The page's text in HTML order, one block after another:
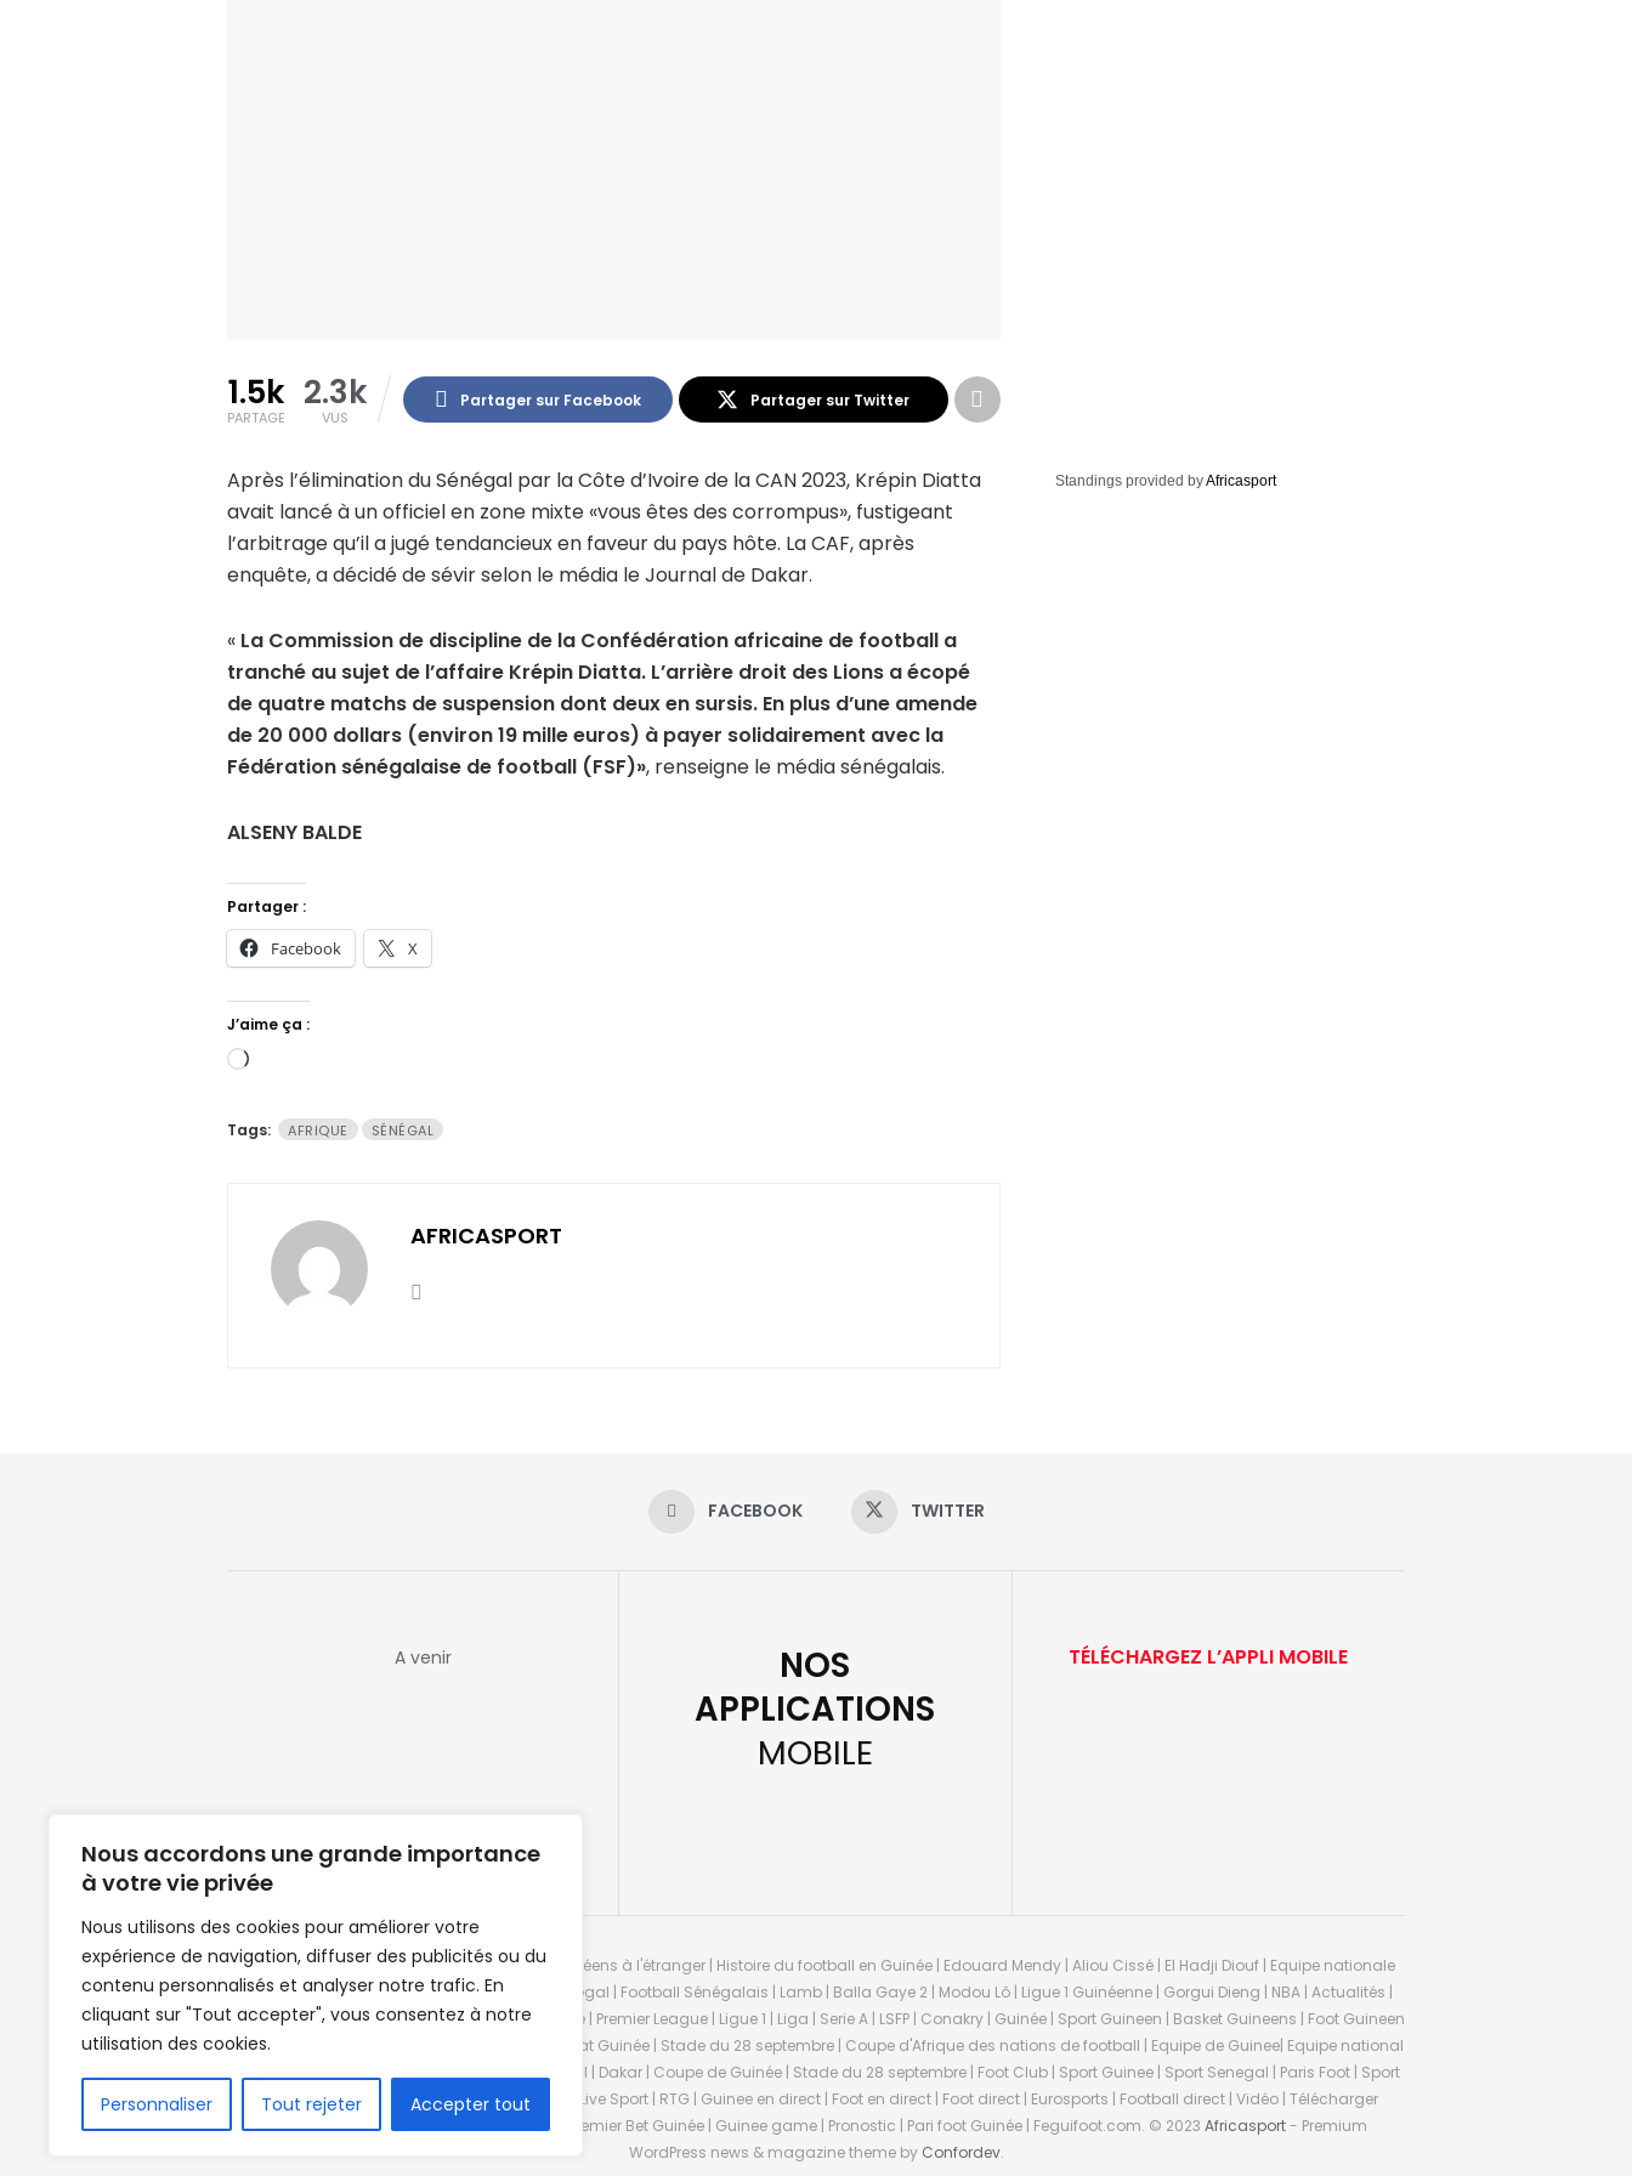
Nous accordons une grande importance
à votre vie privée
Nous utilisons des cookies pour améliorer votre
expérience de navigation, diffuser des publicités ou du
contenu personnalisés et analyser notre trafic. En
cliquant sur "Tout accepter", vous consentez à notre
utilisation des cookies.
Personnaliser Tout rejeter Accepter tout
1.5k
PARTAGE
2.3k
VUS
Partager sur Facebook Partager sur Twitter
Après l’élimination du Sénégal par la Côte d’Ivoire de la CAN 2023, Krépin Diatta
avait lancé à un officiel en zone mixte «vous êtes des corrompus», fustigeant
l’arbitrage qu’il a jugé tendancieux en faveur du pays hôte. La CAF, après
enquête, a décidé de sévir selon le média le Journal de Dakar.
« La Commission de discipline de la Confédération africaine de football a
tranché au sujet de l’affaire Krépin Diatta. L’arrière droit des Lions a écopé
de quatre matchs de suspension dont deux en sursis. En plus d’une amende
de 20 000 dollars (environ 19 mille euros) à payer solidairement avec la
Fédération sénégalaise de football (FSF)», renseigne le média sénégalais.
ALSENY BALDE
Partager :
Facebook X
J’aime ça :
Chargement…
Tags: AFRIQUE SÉNÉGAL
AFRICASPORT
Standings provided byAfricasport
FACEBOOK TWITTER
A venir
NOS
APPLICATIONS
MOBILE
TÉLÉCHARGEZ L’APPLI MOBILE
Clubs de football en Guinée | Footballeurs guinéens à l'étranger | Histoire du football en Guinée | Edouard Mendy | Aliou Cissé | El Hadji Diouf | Equipe nationale
de Guinée de football | Mercato | Lions du Sénégal | Football Sénégalais | Lamb | Balla Gaye 2 | Modou Lô | Ligue 1 Guinéenne | Gorgui Dieng | NBA | Actualités |
News | Match en direct | But | Actualité au Guinée | Premier League | Ligue 1 | Liga | Serie A | LSFP | Conakry | Guinée | Sport Guineen | Basket Guineens | Foot Guineen
| Handball Guinee | Match Guinee | Championnat Guinée | Stade du 28 septembre | Coupe d'Afrique des nations de football | Equipe de Guinee| Equipe national
de Guinée | Senegal Equipe | Guinée | Le Senegal | Dakar | Coupe de Guinée | Stade du 28 septembre | Foot Club | Sport Guinee | Sport Senegal | Paris Foot | Sport
en direct | Boxe | Sénégal Dakar | La Guinée | Live Sport | RTG | Guinee en direct | Foot en direct | Foot direct | Eurosports | Football direct | Vidéo | Télécharger
Africasport | Clubs de football guinéens | Premier Bet Guinée | Guinee game | Pronostic | Pari foot Guinée | Feguifoot.com. © 2023 Africasport- Premium
WordPress news & magazine theme by Confordev.